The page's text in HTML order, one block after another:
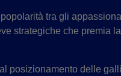
tra gli
strategiche che premia
posizionamento delle